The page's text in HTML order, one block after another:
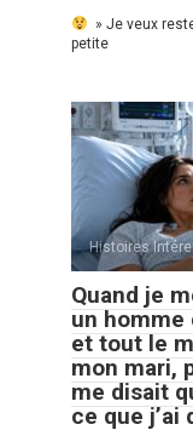
» Je veux
petite
Histoires
Quand je
un homme
et tout le
mon mari,
me disait
ce que j’ai